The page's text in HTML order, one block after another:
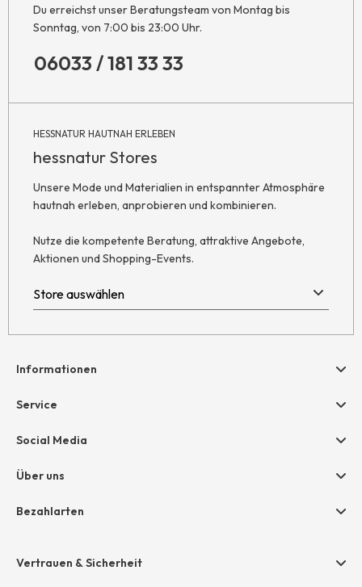
Du erreichst unser Beratungsteam von Montag bis
Sonntag, von 7:00 bis 23:00 Uhr.
06033 / 181 33 33
HESSNATUR HAUTNAH ERLEBEN
hessnatur Stores
Unsere Mode und Materialien in entspannter Atmosphäre
hautnah erleben, anprobieren und kombinieren.
Nutze die kompetente Beratung, attraktive Angebote,
Aktionen und Shopping-Events.
Informationen
Hilfe & Kontakt
Retoure
AGB
Datenschutz
Grounding Page
Service
Geschenkgutscheine
Größentabelle
Social Media
Über uns
Unternehmen
Bezahlarten
Amazon Pay
Vertrauen & Sicherheit